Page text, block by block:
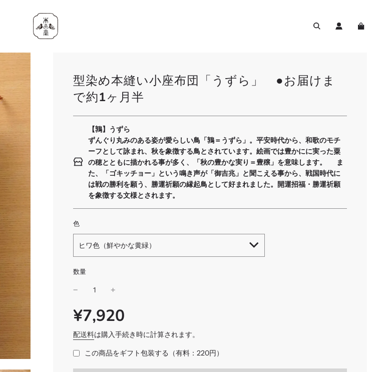
型染め本縫い小座布団「うずら」 ●お届けま
で約1ヶ月半
【鶉】うずら
ずんぐり丸みのある姿が愛らしい鳥「鶉＝うずら」。平安時代から、和歌のモチ
ーフとして詠まれ、秋を象徴する鳥とされています。絵画では豊かにに実った粟
の穂とともに描かれる事が多く、「秋の豊かな実り＝豊穣」を意味します。 ま
た、「ゴキッチョー」という鳴き声が「御吉兆」と聞こえる事から、戦国時代に
は戦の勝利を願う、勝運祈願の縁起鳥として好まれました。開運招福・勝運祈願
を象徴する文様とされます。
色
ヒワ色（鮮やかな黄緑）
数量
SALE
PRICE
通
常
価
格
¥7,920
配送料は購入手続き時に計算されます。
この商品をギフト包装する（有料：220円）